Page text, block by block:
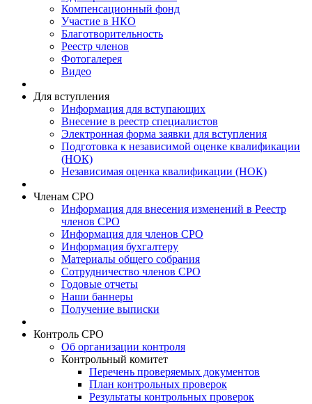
Компенсационный фонд
Участие в НКО
Благотворительность
Реестр членов
Фотогалерея
Видео
Для вступления
Информация для вступающих
Внесение в реестр специалистов
Электронная форма заявки для вступления
Подготовка к независимой оценке квалификации
(НОК)
Независимая оценка квалификации (НОК)
Членам СРО
Информация для внесения изменений в Реестр
членов СРО
Информация для членов СРО
Информация бухгалтеру
Материалы общего собрания
Сотрудничество членов СРО
Годовые отчеты
Наши баннеры
Получение выписки
Контроль СРО
Об организации контроля
Контрольный комитет
Перечень проверяемых документов
План контрольных проверок
Результаты контрольных проверок